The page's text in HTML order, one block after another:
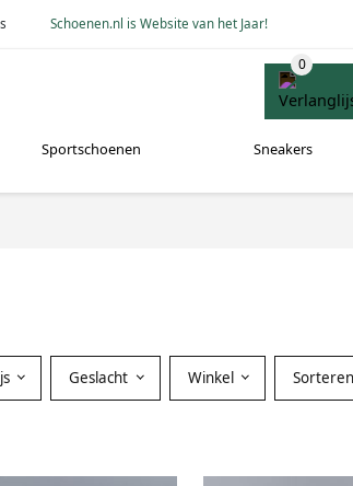
Schoenen.nl is Website van het Jaar!
Sportschoenen Sneakers
Geslacht Winkel Sorteren